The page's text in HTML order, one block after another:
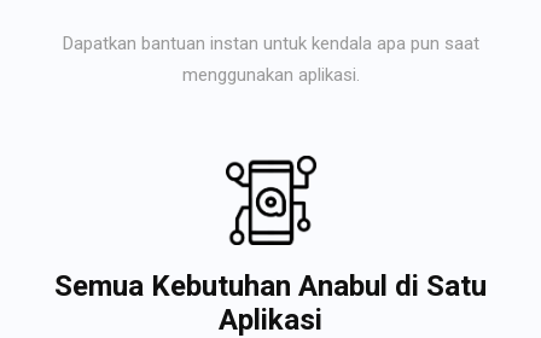
Dapatkan bantuan instan untuk kendala apa pun saat
menggunakan aplikasi.
Semua Kebutuhan Anabul di Satu
Aplikasi